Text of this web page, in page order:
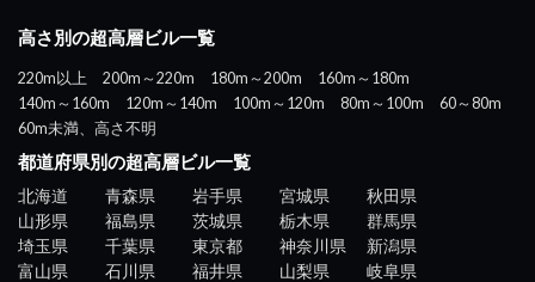
高さ別の超高層ビル一覧
220m以上 200m～220m 180m～200m
160m～180m
140m～160m
120m～140m 100m～120m 80m～100m
60～80m
60m未満、高さ不明
都道府県別の超高層ビル一覧
北海道 青森県 岩手県 宮城県
秋田県
山形県
福島県 茨城県 栃木県
群馬県
埼玉県
千葉県 東京都 神奈川県
新潟県
富山県
石川県 福井県 山梨県
岐阜県